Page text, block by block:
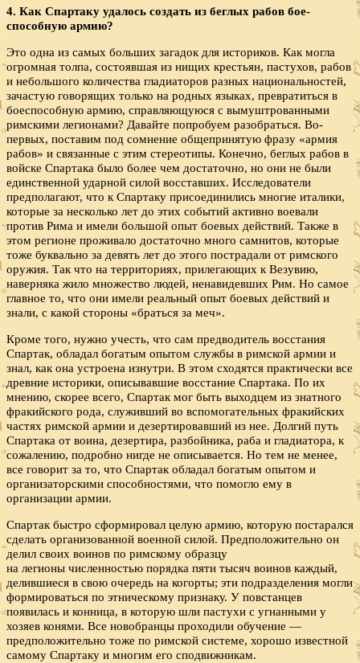
4. Как Спартаку удалось создать из беглых рабов бое­
способную армию?
Это одна из самых больших загадок для историков. Как могла
огромная толпа, состоявшая из нищих крестьян, пастухов, рабов
и небольшого количества гладиаторов разных национальностей,
зачастую говорящих только на родных языках, превратиться в
боеспособную армию, справляющуюся с вымуштрованными
римскими легионами? Давайте попробуем разобраться. Во-
первых, поставим под сомнение общепринятую фразу «армия
рабов» и связанные с этим стереотипы. Конечно, беглых рабов в
войске Спартака было более чем достаточно, но они не были
единственной ударной силой восставших. Исследователи
предполагают, что к Спартаку присоединились многие италики,
которые за несколько лет до этих событий активно воевали
против Рима и имели большой опыт боевых действий. Также в
этом регионе проживало достаточно много самнитов, которые
тоже буквально за девять лет до этого пострадали от римского
оружия. Так что на территориях, прилегающих к Везувию,
наверняка жило множество людей, ненавидевших Рим. Но самое
главное то, что они имели реальный опыт боевых действий и
знали, с какой стороны «браться за меч».
Кроме того, нужно учесть, что сам предводитель восстания
Спартак, обладал богатым опытом службы в римской армии и
знал, как она устроена изнутри. В этом сходятся практически все
древние историки, описывавшие восстание Спартака. По их
мнению, скорее всего, Спартак мог быть выходцем из знатного
фракийского рода, служивший во вспомогательных фракийских
частях римской армии и дезертировавший из нее. Долгий путь
Спартака от воина, дезертира, разбойника, раба и гладиатора, к
сожалению, подробно нигде не описывается. Но тем не менее,
все говорит за то, что Спартак обладал богатым опытом и
организаторскими способностями, что помогло ему в
организации армии.
Спартак быстро сформировал целую армию, которую постарался
сделать организованной военной силой. Предположительно он
делил своих воинов по римскому образцу
на легионы численностью порядка пяти тысяч воинов каждый,
делившиеся в свою очередь на когорты; эти подразделения могли
формироваться по этническому признаку. У повстанцев
появилась и конница, в которую шли пастухи с угнанными у
хозяев конями. Все новобранцы проходили обучение —
предположительно тоже по римской системе, хорошо известной
самому Спартаку и многим его сподвижникам.